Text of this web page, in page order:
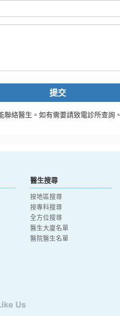
提交
絡醫生。如有需要請致電診所查詢。
醫生搜尋
按地區搜尋
按專科搜尋
全方位搜尋
醫生大廈名單
醫院醫生名單